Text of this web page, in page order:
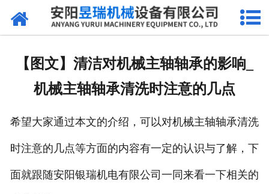
网站首页
联系我们
【图文】清洁对机械主轴轴承的影响_
机械主轴轴承清洗时注意的几点
希望大家通过本文的介绍，可以对机械主轴轴承清洗
时注意的几点等方面的内容有一定的认识与了解，下
面就跟随安阳银瑞机电有限公司一同来看一下相关的